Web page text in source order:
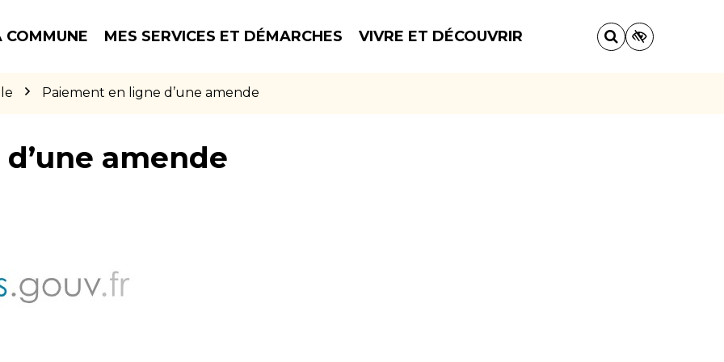
COMMUNE MES SERVICES ET DÉMARCHES VIVRE ET DÉCOUVRIR
Paiement en ligne d’une amende
amende